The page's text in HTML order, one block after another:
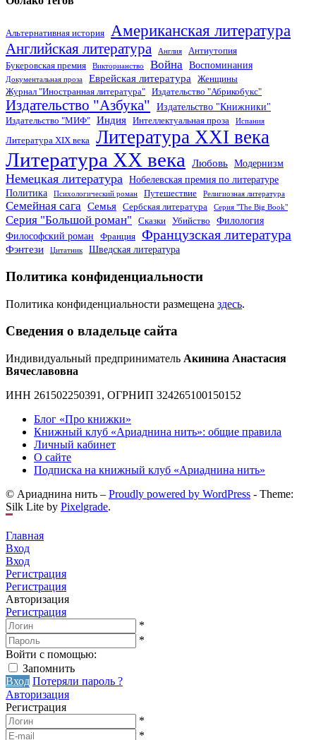
Альтернативная история Американская литература
Английская литература Англия
Антиутопия
Букеровская премия
Викторианство Война Воспоминания
Документальная проза Еврейская литература
Женщины
Журнал "Иностранная литература"
Издательство "Абрикобукс"
Издательство "Азбука" Издательство "Книжники"
Издательство "МИФ" Индия Интеллектуальная проза Испания
Литература XIX века Литература XXI века
Литература XX века Любовь Модернизм
Немецкая литература Нобелевская премия по литературе
Политика
Психологический роман Путешествие Религиозная литература
Семейная сага Семья Сербская литература Серия "The Big Book"
Серия "Большой роман" Сказки Убийство
Филология
Философский роман
Франция Французская литература
Фэнтези Цитатник Шведская литература
Политика конфиденциальности
Политика конфиденциальности размещена здесь.
Сведения о владельце сайта
Индивидуальный предприниматель Акинина Анастасия
Вячеславовна
ИНН 261502250391, ОГРНИП 324265100150152
Блог «Про книжки»
Книжный клуб «Ариаднина нить»: общие правила
Личный кабинет
О сайте
Подписка на книжный клуб «Ариаднина нить»
© Ариаднина нить – Proudly powered by WordPress - Theme:
Silk Lite by Pixelgrade.
Главная
Вход
Вход
Регистрация
Регистрация
Авторизация
Регистрация
*
*
Войти с помощью:
Запомнить
Вход Потеряли пароль ?
Авторизация
Регистрация
*
*